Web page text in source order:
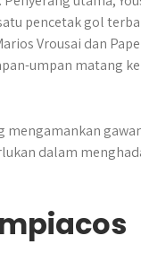
pencetak gol
Vrousai dan Pape
umpan matang
mengamankan
dalam